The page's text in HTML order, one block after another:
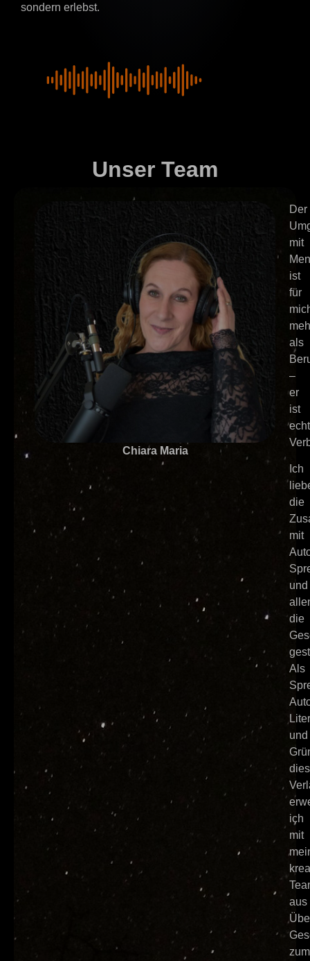
sondern erlebst.
Unser Team
Chiara Maria
Der
mit
ist
für
als
–
er
ist
Ich
die
mit
und
die
Als
und
ich
mit
aus
zum